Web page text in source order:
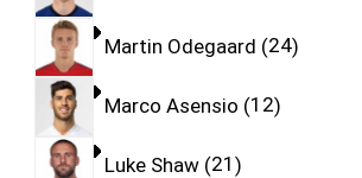
Martin Odegaard 24
Marco Asensio 12
Luke Shaw 21